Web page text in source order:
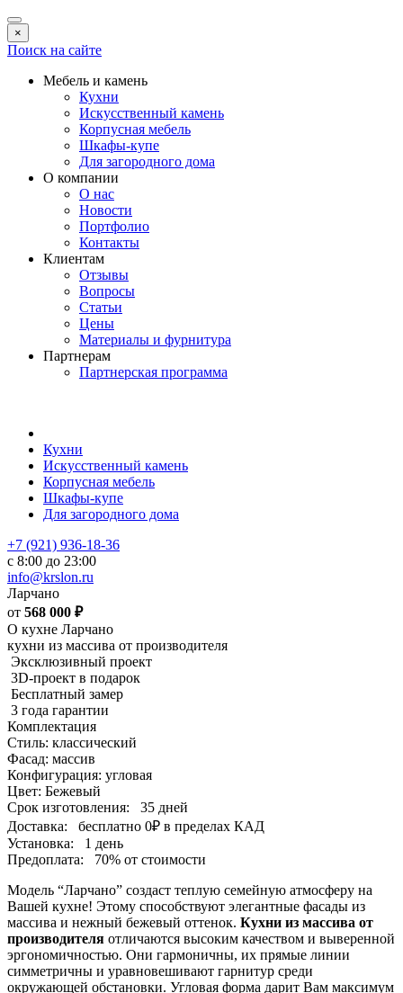
×
Поиск на сайте
Мебель и камень
Кухни
Искусственный камень
Корпусная мебель
Шкафы-купе
Для загородного дома
О компании
О нас
Новости
Портфолио
Контакты
Клиентам
Отзывы
Вопросы
Статьи
Цены
Материалы и фурнитура
Партнерам
Партнерская программа
Кухни
Искусственный камень
Корпусная мебель
Шкафы-купе
Для загородного дома
+7 (921) 936-18-36
с 8:00 до 23:00
info@krslon.ru
Ларчано
от 568 000 ₽
О кухне Ларчано
кухни из массива от производителя
Эксклюзивный проект
3D-проект в подарок
Бесплатный замер
3 года гарантии
Комплектация
Стиль: классический
Фасад: массив
Конфигурация: угловая
Цвет: Бежевый
Срок изготовления:
35 дней
Доставка:
бесплатно 0₽ в пределах КАД
Установка:
1 день
Предоплата:
70% от стоимости
Модель “Ларчано” создаст теплую семейную атмосферу на
Вашей кухне! Этому способствуют элегантные фасады из
массива и нежный бежевый оттенок. Кухни из массива от
производителя отличаются высоким качеством и выверенной
эргономичностью. Они гармоничны, их прямые линии
симметричны и уравновешивают гарнитур среди
окружающей обстановки. Угловая форма дарит Вам максимум